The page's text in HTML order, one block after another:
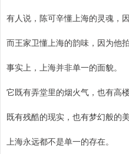
有人说，陈可辛懂上海的灵魂，
而王家卫懂上海的韵味，因为他
事实上，上海并非单一的面貌。
它既有弄堂里的烟火气，也有高
既有残酷的现实，也有梦幻般的美
上海永远都不是单一的存在。